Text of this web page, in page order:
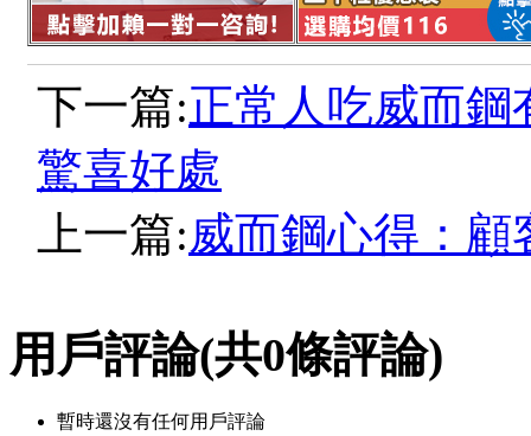
下一篇:正常人吃威而鋼
驚喜好處
上一篇:威而鋼心得：
用戶評論(共0條評論)
暫時還沒有任何用戶評論